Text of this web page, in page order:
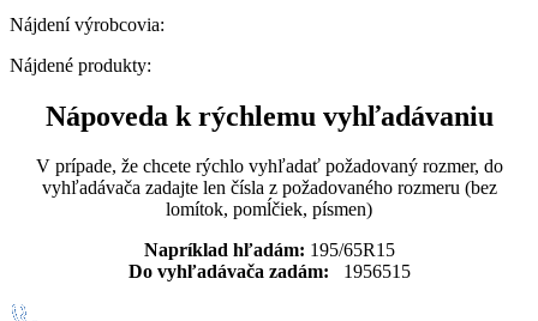
Nájdení výrobcovia:
Nájdené produkty:
Nápoveda k rýchlemu vyhľadávaniu
V prípade, že chcete rýchlo vyhľadať požadovaný rozmer, do
vyhľadávača zadajte len čísla z požadovaného rozmeru (bez
lomítok, pomĺčiek, písmen)
Napríklad hľadám: 195/65R15
Do vyhľadávača zadám: 1956515